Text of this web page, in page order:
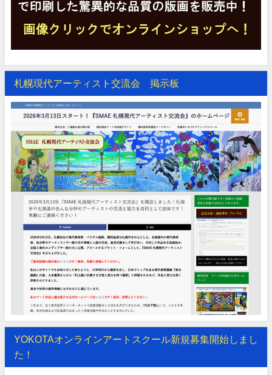
札幌現代アーティスト交流会 掲示板
YOKOTAオンラインアートスクール新規募集開始しまし
た！